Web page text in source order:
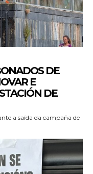
DE
E
DE
a saída da campaña de